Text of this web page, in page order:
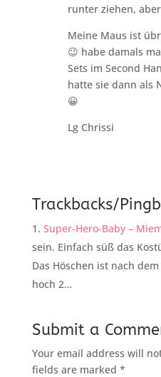
runter ziehen,
Meine Maus ist
😉 habe damals
Sets im Second
hatte sie dann als
😀
Lg Chrissi
Trackbacks/
Super-Hero-Baby –
sein. Einfach süß das
Das Höschen ist nach
hoch 2…
Submit a
Your email address will
fields are marked *